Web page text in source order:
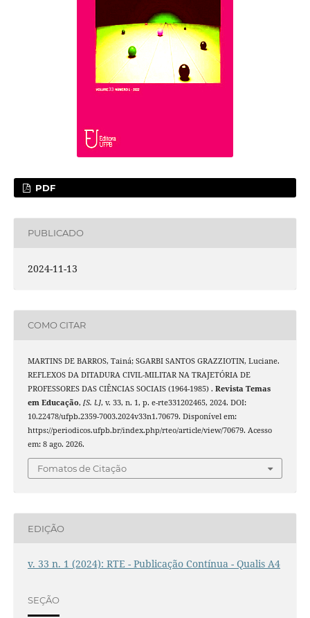
PDF
PUBLICADO
2024-11-13
COMO CITAR
MARTINS DE BARROS, Tainá; SGARBI SANTOS GRAZZIOTIN, Luciane.
REFLEXOS DA DITADURA CIVIL-MILITAR NA TRAJETÓRIA DE
PROFESSORES DAS CIÊNCIAS SOCIAIS (1964-1985) . Revista Temas
em Educação, [S. l.], v. 33, n. 1, p. e-rte331202465, 2024. DOI:
10.22478/ufpb.2359-7003.2024v33n1.70679. Disponível em:
https://periodicos.ufpb.br/index.php/rteo/article/view/70679. Acesso
em: 8 ago. 2026.
Fomatos de Citação
EDIÇÃO
v. 33 n. 1 (2024): RTE - Publicação Contínua - Qualis A4
SEÇÃO